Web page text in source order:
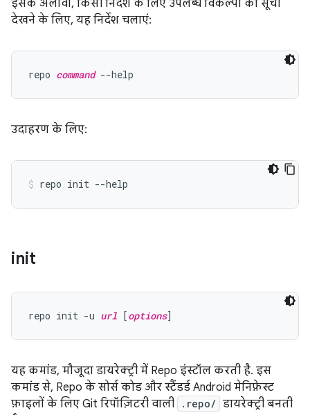
इसके अलावा, किसी निर्देश के लिए उपलब्ध विकल्पों की सूची
देखने के लिए, यह निर्देश चलाएं:
repo command
उदाहरण के लिए:
init
repo init -u url [options
यह कमांड, मौजूदा डायरेक्ट्री में Repo इंस्टॉल करती है. इस
कमांड से, Repo के सोर्स कोड और स्टैंडर्ड Android मेनिफ़ेस्ट
फ़ाइलों के लिए Git रिपॉज़िटरी वाली
.repo/ डायरेक्ट्री बनती